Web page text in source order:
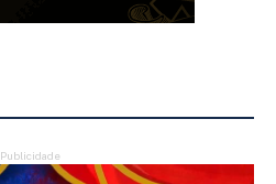
Publicidade